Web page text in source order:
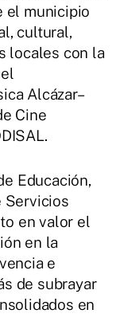
el municipio
cultural,
locales con la
Alcázar–
Cine
Educación,
Servicios
en valor el
en la
e
de subrayar
en